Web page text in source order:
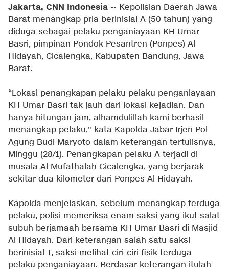
Jakarta, CNN Indonesia -- Kepolisian Daerah Jawa
Barat menangkap pria berinisial A (50 tahun) yang
diduga sebagai pelaku penganiayaan KH Umar
Basri, pimpinan Pondok Pesantren (Ponpes) Al
Hidayah, Cicalengka, Kabupaten Bandung, Jawa
Barat.
“Lokasi penangkapan pelaku pelaku penganiayaan
KH Umar Basri tak jauh dari lokasi kejadian. Dan
hanya hitungan jam, alhamdulillah kami berhasil
menangkap pelaku," kata Kapolda Jabar Irjen Pol
Agung Budi Maryoto dalam keterangan tertulisnya,
Minggu (28/1). Penangkapan pelaku A terjadi di
musala Al Mufathalah Cicalengka, yang berjarak
sekitar dua kilometer dari Ponpes Al Hidayah.
Kapolda menjelaskan, sebelum menangkap terduga
pelaku, polisi memeriksa enam saksi yang ikut salat
subuh berjamaah bersama KH Umar Basri di Masjid
Al Hidayah. Dari keterangan salah satu saksi
berinisial T, saksi melihat ciri-ciri fisik terduga
pelaku penganiayaan. Berdasar keterangan itulah